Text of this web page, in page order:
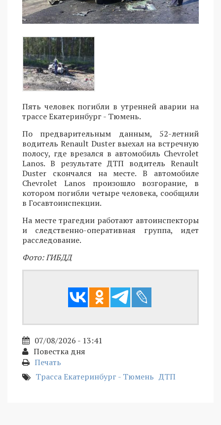
Пять человек погибли в утренней аварии на
трассе Екатеринбург - Тюмень.
По предварительным данным, 52-летний
водитель Renault Duster выехал на встречную
полосу, где врезался в автомобиль Chevrolet
Lanos. В результате ДТП водитель Renault
Duster скончался на месте. В автомобиле
Chevrolet Lanos произошло возгорание, в
котором погибли четыре человека, сообщили
в Госавтоинспекции.
На месте трагедии работают автоинспекторы
и следственно-оперативная группа, идет
расследование.
Фото: ГИБДД
07/08/2026 - 13:41
Повестка дня
Печать
Трасса Екатеринбург - Тюмень ДТП